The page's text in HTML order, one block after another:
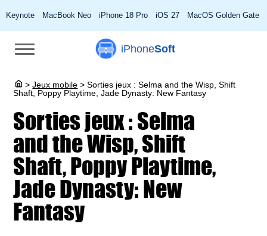
Keynote MacBook Neo iPhone 18 Pro iOS 27 MacOS Golden Gate
iPhoneSoft
> Jeux mobile > Sorties jeux : Selma and the Wisp, Shift
Shaft, Poppy Playtime, Jade Dynasty: New Fantasy
Sorties jeux : Selma
and the Wisp, Shift
Shaft, Poppy Playtime,
Jade Dynasty: New
Fantasy